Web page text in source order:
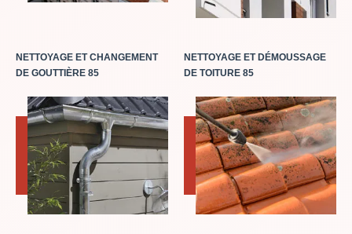
NETTOYAGE ET CHANGEMENT
DE GOUTTIÈRE 85
NETTOYAGE ET DÉMOUSSAGE
DE TOITURE 85